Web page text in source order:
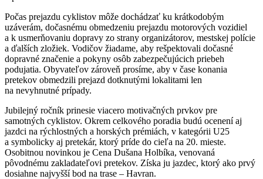
Počas prejazdu cyklistov môže dochádzať ku krátkodobým
uzáverám, dočasnému obmedzeniu prejazdu motorových vozidiel
a k usmerňovaniu dopravy zo strany organizátorov, mestskej polície
a ďalších zložiek. Vodičov žiadame, aby rešpektovali dočasné
dopravné značenie a pokyny osôb zabezpečujúcich priebeh
podujatia. Obyvateľov zároveň prosíme, aby v čase konania
pretekov obmedzili prejazd dotknutými lokalitami len
na nevyhnutné prípady.
Jubilejný ročník prinesie viacero motivačných prvkov pre
samotných cyklistov. Okrem celkového poradia budú ocenení aj
jazdci na rýchlostných a horských prémiách, v kategórii U25
a symbolicky aj pretekár, ktorý príde do cieľa na 20. mieste.
Osobitnou novinkou je Cena Dušana Holbíka, venovaná
pôvodnému zakladateľovi pretekov. Získa ju jazdec, ktorý ako prvý
dosiahne najvyšší bod na trase – Havran.